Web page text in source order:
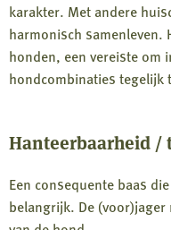
karakter. Met andere
harmonisch samenleven.
honden, een vereiste om
hondcombinaties tegelijk
Hanteerbaarheid /
Een consequente baas
belangrijk. De